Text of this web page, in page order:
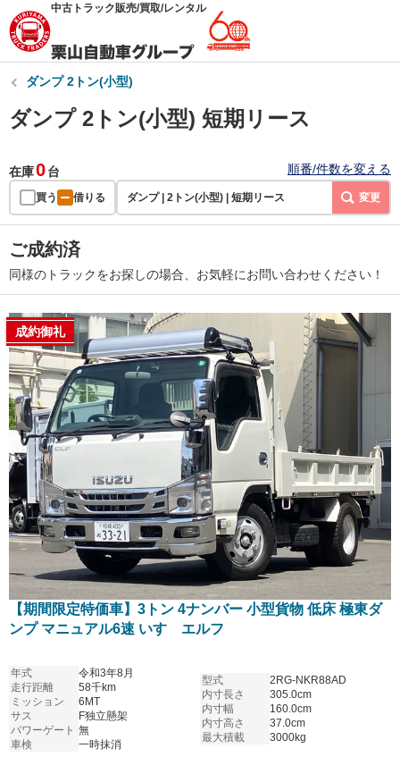
中古トラック販売/買取/レンタル
ダンプ 2トン(小型)
ダンプ 2トン(小型) 短期リース
在庫0台 順番/件数を変える
買う 借りる ダンプ | 2トン(小型) | 短期リース 変更
ご成約済
同様のトラックをお探しの場合、お気軽にお問い合わせください！
成約御礼
【期間限定特価車】3トン 4ナンバー 小型貨物 低床 極東ダ
ンプ マニュアル6速 いすゞエルフ
年式
令和3年8月
走行距離
58千km
ミッション
6MT
サス
F独立懸架
パワーゲート 無
車検
一時抹消
型式
2RG-NKR88AD
内寸長さ
305.0cm
内寸幅
160.0cm
内寸高さ
37.0cm
最大積載
3000kg